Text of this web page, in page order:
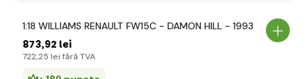
1:18 WILLIAMS RENAULT FW15C - DAMON HILL - 1993
873,92 lei
722,25 lei fără TVA